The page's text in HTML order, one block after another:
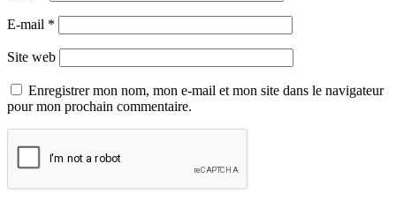
E-mail *
Site web
Enregistrer mon nom, mon e-mail et mon site dans le navigateur
pour mon prochain commentaire.